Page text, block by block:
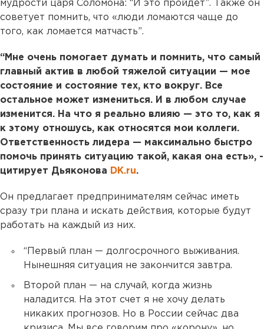
мудрости царя Соломона: “И это пройдет”. Также он
советует помнить, что «люди ломаются чаще до
того, как ломается матчасть”.
“Мне очень помогает думать и помнить, что самый
главный актив в любой тяжелой ситуации — мое
состояние и состояние тех, кто вокруг. Все
остальное может измениться. И в любом случае
изменится. На что я реально влияю — это то, как я
к этому отношусь, как относятся мои коллеги.
Ответственность лидера — максимально быстро
помочь принять ситуацию такой, какая она есть», -
цитирует Дьяконова DK.ru.
Он предлагает предпринимателям сейчас иметь
сразу три плана и искать действия, которые будут
работать на каждый из них.
“Первый план — долгосрочного выживания.
Нынешняя ситуация не закончится завтра.
Второй план — на случай, когда жизнь
наладится. На этот счет я не хочу делать
никаких прогнозов. Но в России сейчас два